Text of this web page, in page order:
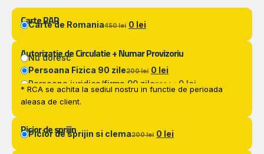
Carte RAR
Carte de Romania450 lei 0 lei
Autorizatie de Circulatie + Numar Provizoriu
Nu doresc
Persoana Fizica 90 zile200 lei 0 lei
Persoana juridica/firma 90 zile300 lei 0 lei
* RCA se achita la sediul nostru in functie de perioada
aleasa de client.
Picior de sprijin
Picior de sprijin si clema200 lei 0 lei